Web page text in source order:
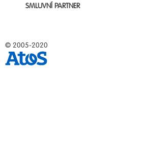
SMLUVNÍ PARTNER
© 2005-2020